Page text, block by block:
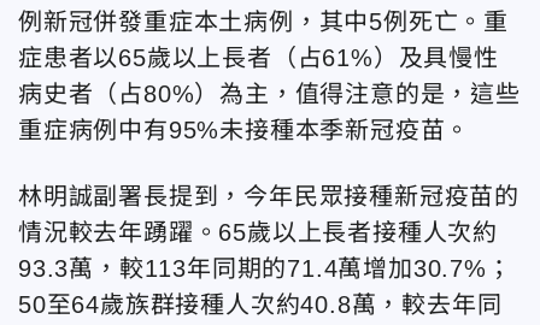
例新冠併發重症本土病例，其中5例死亡。重
症患者以65歲以上長者（占61%）及具慢性
病史者（占80%）為主，值得注意的是，這些
重症病例中有95%未接種本季新冠疫苗。
林明誠副署長提到，今年民眾接種新冠疫苗的
情況較去年踴躍。65歲以上長者接種人次約
93.3萬，較113年同期的71.4萬增加30.7%；
50至64歲族群接種人次約40.8萬，較去年同